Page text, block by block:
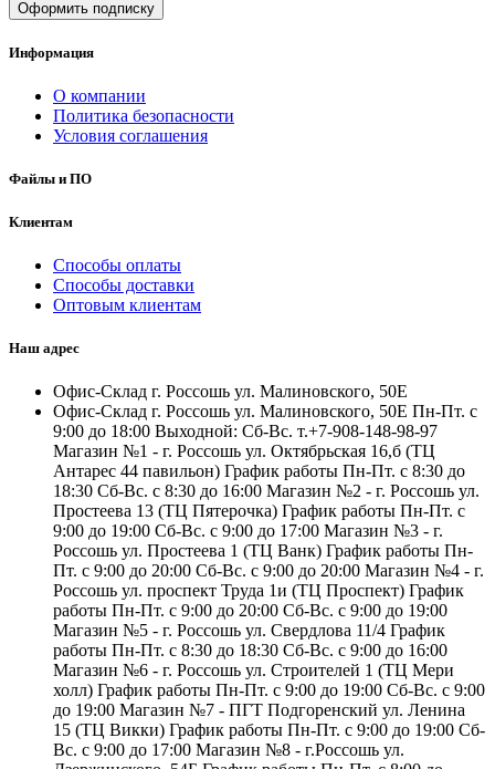
Оформить подписку
Информация
О компании
Политика безопасности
Условия соглашения
Файлы и ПО
Клиентам
Способы оплаты
Способы доставки
Оптовым клиентам
Наш адрес
Офис-Склад г. Россошь ул. Малиновского, 50Е
Офис-Склад г. Россошь ул. Малиновского, 50Е Пн-Пт. с
9:00 до 18:00 Выходной: Сб-Вс. т.+7-908-148-98-97
Магазин №1 - г. Россошь ул. Октябрьская 16,б (ТЦ
Антарес 44 павильон) График работы Пн-Пт. с 8:30 до
18:30 Сб-Вс. с 8:30 до 16:00 Магазин №2 - г. Россошь ул.
Простеева 13 (ТЦ Пятерочка) График работы Пн-Пт. с
9:00 до 19:00 Сб-Вс. с 9:00 до 17:00 Магазин №3 - г.
Россошь ул. Простеева 1 (ТЦ Ванк) График работы Пн-
Пт. с 9:00 до 20:00 Сб-Вс. с 9:00 до 20:00 Магазин №4 - г.
Россошь ул. проспект Труда 1и (ТЦ Проспект) График
работы Пн-Пт. с 9:00 до 20:00 Сб-Вс. с 9:00 до 19:00
Магазин №5 - г. Россошь ул. Свердлова 11/4 График
работы Пн-Пт. с 8:30 до 18:30 Сб-Вс. с 9:00 до 16:00
Магазин №6 - г. Россошь ул. Строителей 1 (ТЦ Мери
холл) График работы Пн-Пт. с 9:00 до 19:00 Сб-Вс. с 9:00
до 19:00 Магазин №7 - ПГТ Подгоренский ул. Ленина
15 (ТЦ Викки) График работы Пн-Пт. с 9:00 до 19:00 Сб-
Вс. с 9:00 до 17:00 Магазин №8 - г.Россошь ул.